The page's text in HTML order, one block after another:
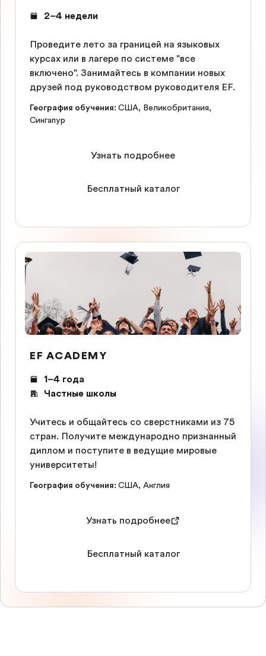
2–4 недели
Проведите лето за границей на языковых
курсах или в лагере по системе "все
включено". Занимайтесь в компании новых
друзей под руководством руководителя EF.
География обучения: США, Великобритания,
Сингапур
Узнать подробнее
Бесплатный каталог
EF ACADEMY
1–4 года
Частные школы
Учитесь и общайтесь со сверстниками из 75
стран. Получите международно признанный
диплом и поступите в ведущие мировые
университеты!
География обучения: США, Англия
Узнать подробнее
Бесплатный каталог